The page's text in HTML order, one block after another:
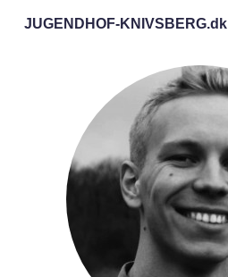
JUGENDHOF-KNIVSBERG.dk